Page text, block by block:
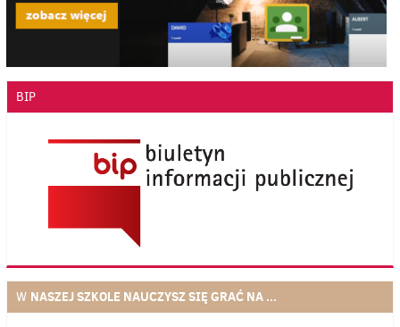
BIP
W NASZEJ SZKOLE NAUCZYSZ SIĘ GRAĆ NA ...